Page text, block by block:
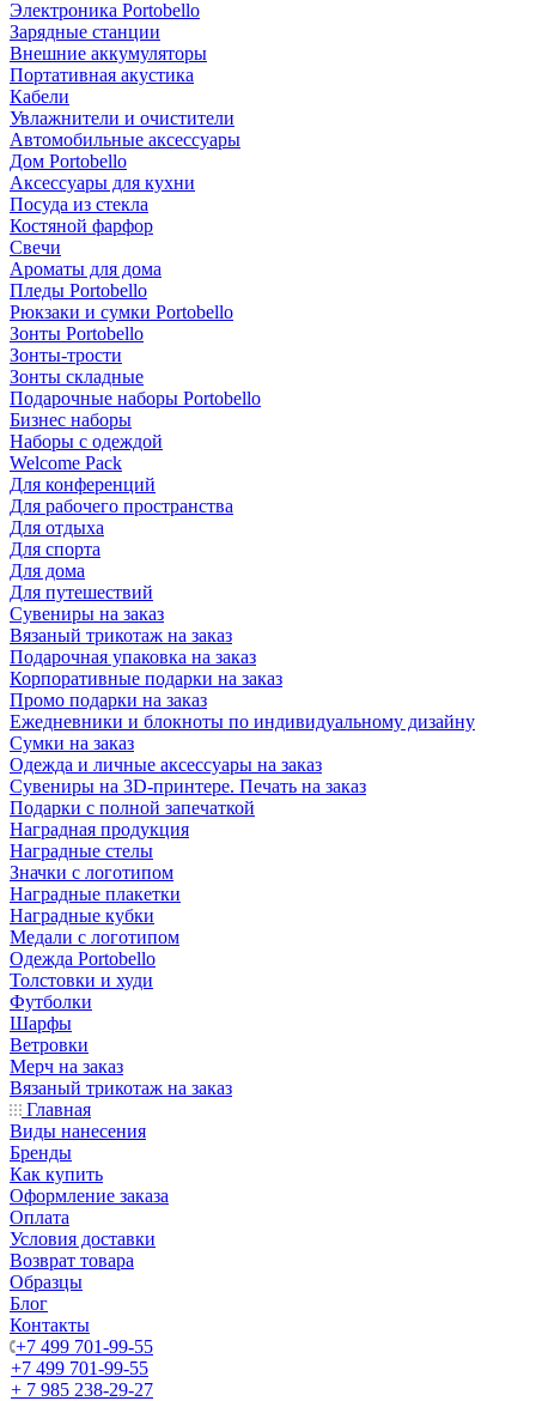
Электроника Portobello
Зарядные станции
Внешние аккумуляторы
Портативная акустика
Кабели
Увлажнители и очистители
Автомобильные аксессуары
Дом Portobello
Аксессуары для кухни
Посуда из стекла
Костяной фарфор
Свечи
Ароматы для дома
Пледы Portobello
Рюкзаки и сумки Portobello
Зонты Portobello
Зонты-трости
Зонты складные
Подарочные наборы Portobello
Бизнес наборы
Наборы с одеждой
Welcome Pack
Для конференций
Для рабочего пространства
Для отдыха
Для спорта
Для дома
Для путешествий
Сувениры на заказ
Вязаный трикотаж на заказ
Подарочная упаковка на заказ
Корпоративные подарки на заказ
Промо подарки на заказ
Ежедневники и блокноты по индивидуальному дизайну
Сумки на заказ
Одежда и личные аксессуары на заказ
Сувениры на 3D-принтере. Печать на заказ
Подарки с полной запечаткой
Наградная продукция
Наградные стелы
Значки с логотипом
Наградные плакетки
Наградные кубки
Медали с логотипом
Одежда Portobello
Толстовки и худи
Футболки
Шарфы
Ветровки
Мерч на заказ
Вязаный трикотаж на заказ
Главная
Виды нанесения
Бренды
Как купить
Оформление заказа
Оплата
Условия доставки
Возврат товара
Образцы
Блог
Контакты
+7 499 701-99-55
+7 499 701-99-55
+ 7 985 238-29-27